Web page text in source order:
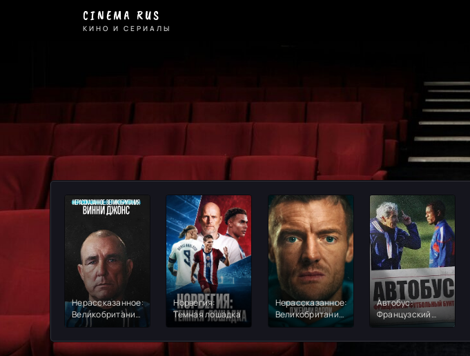
Rus
CINEMA RUS
КИНО И СЕРИАЛЫ
Нерассказанное:
Великобритания.
Винни Джонс
Норвегия:
Темная лошадка
Нерассказанное:
Великобритания.
Джейми Варди
Автобус:
Французский
футбольный бунт